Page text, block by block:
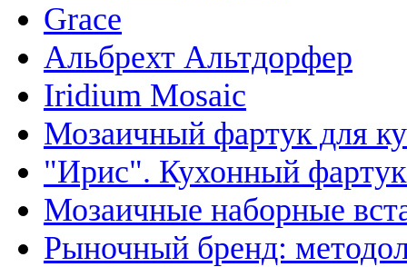
Grace
Альбрехт Альтдорфер
Iridium Mosaic
Мозаичный фартук для
"Ирис". Кухонный
Мозаичные наборные
Рыночный бренд: